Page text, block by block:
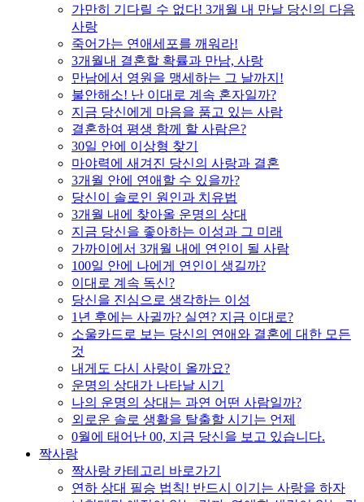
가만히 기다릴 수 없다! 3개월 내 만날 당신의 다음
사랑
죽어가는 연애세포를 깨워라!
3개월내 결혼할 확률과 만남, 사랑
만남에서 영원을 맹세하는 그 날까지!
불안해소! 난 이대로 계속 혼자일까?
지금 당신에게 마음을 품고 있는 사람
결혼하여 평생 함께 할 사람은?
30일 안에 이상형 찾기
마야력에 새겨진 당신의 사랑과 결혼
3개월 안에 연애할 수 있을까?
당신이 솔로인 원인과 치유법
3개월 내에 찾아올 운명의 상대
지금 당신을 좋아하는 이성과 그 미래
가까이에서 3개월 내에 연인이 될 사람
100일 안에 나에게 연인이 생길까?
이대로 계속 독신?
당신을 진심으로 생각하는 이성
1년 후에는 사귈까? 실연? 지금 이대로?
소울카드로 보는 당신의 연애와 결혼에 대한 모든
것
내게도 다시 사랑이 올까요?
운명의 상대가 나타날 시기
나의 운명의 상대는 과연 어떤 사람일까?
외로운 솔로 생활을 탈출할 시기는 언제
0월에 태어난 00, 지금 당신을 보고 있습니다.
짝사랑
짝사랑 카테고리 바로가기
연하 상대 필승 법칙! 반드시 이기는 사랑을 하자